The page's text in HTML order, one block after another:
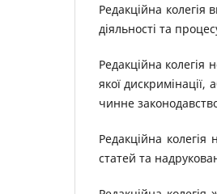
Редакційна колегія
діяльності та
Редакційна колегія
якої
чинне
Редакційна
статей та